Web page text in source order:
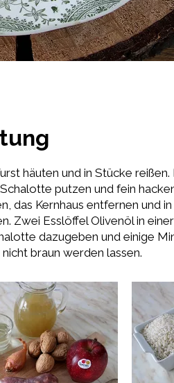
häuten und in Stücke reißen.
putzen und fein
das Kernhaus entfernen und
Zwei Esslöffel Olivenöl in
dazugeben und einige
braun werden lassen.